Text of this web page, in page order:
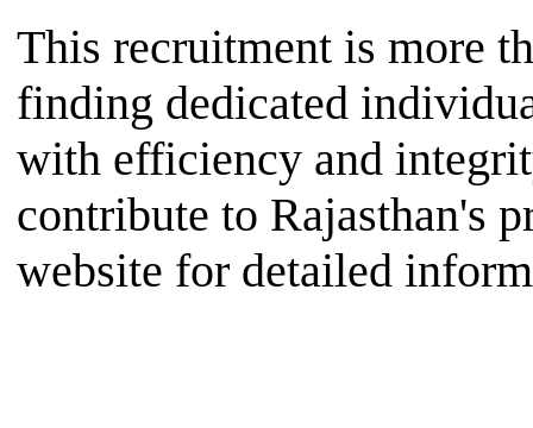
This recruitment is more
finding dedicated
with efficiency and
contribute to Rajasthan's
website for detailed